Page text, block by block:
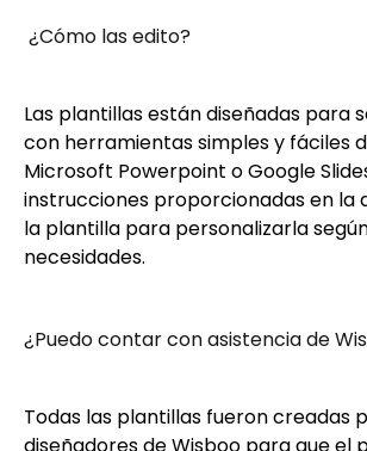
¿Cómo las edito?
Las plantillas están diseñadas para
con herramientas simples y fáciles
Microsoft Powerpoint o Google
instrucciones proporcionadas en la
la plantilla para personalizarla
necesidades.
¿Puedo contar con asistencia de
Todas las plantillas fueron creadas